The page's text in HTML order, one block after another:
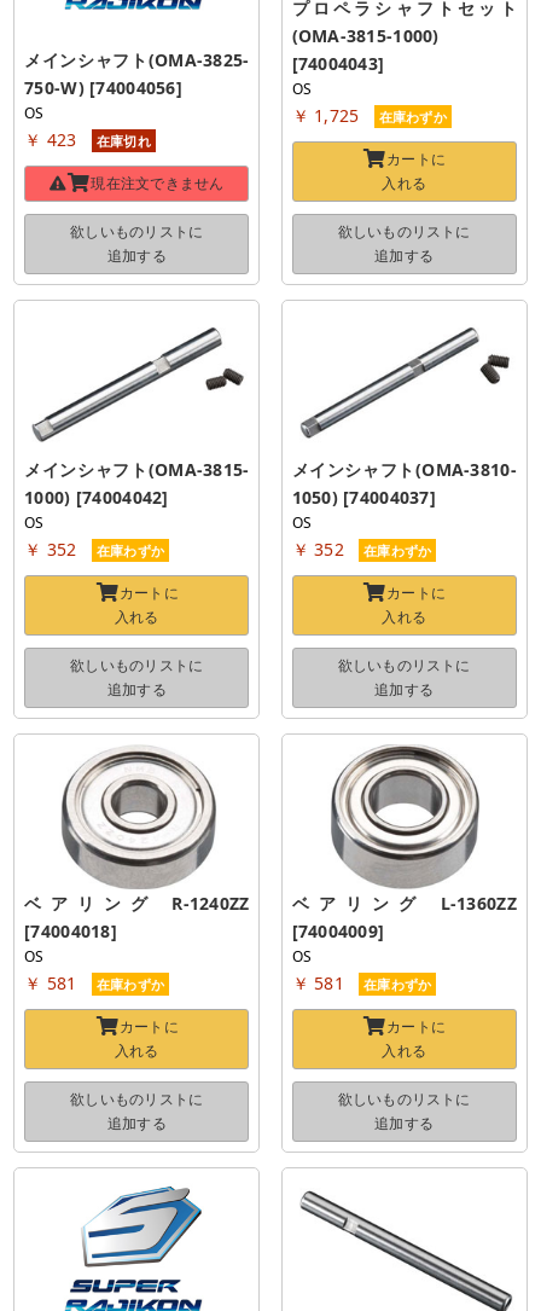
メインシャフト(OMA-3825-
750-W) [74004056]
OS
￥ 423 在庫切れ
現在注文できません
欲しいものリストに
追加する
プロペラシャフトセット
(OMA-3815-1000)
[74004043]
OS
￥ 1,725 在庫わずか
カートに
入れる
欲しいものリストに
追加する
メインシャフト(OMA-3815-
1000) [74004042]
OS
￥ 352 在庫わずか
カートに
入れる
欲しいものリストに
追加する
メインシャフト(OMA-3810-
1050) [74004037]
OS
￥ 352 在庫わずか
カートに
入れる
欲しいものリストに
追加する
ベアリング R-1240ZZ
[74004018]
OS
￥ 581 在庫わずか
カートに
入れる
欲しいものリストに
追加する
ベアリング L-1360ZZ
[74004009]
OS
￥ 581 在庫わずか
カートに
入れる
欲しいものリストに
追加する